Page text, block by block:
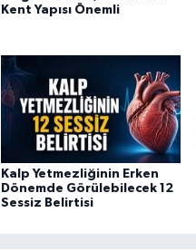
Kent Yapısı Önemli
Kalp Yetmezliğinin Erken
Dönemde Görülebilecek 12
Sessiz Belirtisi